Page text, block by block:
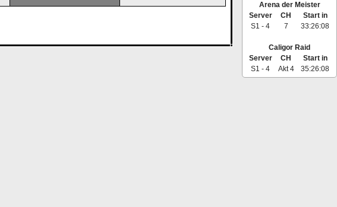
Arena der Meister
Server
CH
Start in
S1 - 4
7 33:26:08
Caligor Raid
Server
CH
Start in
S1 - 4
Akt 4 35:26:08